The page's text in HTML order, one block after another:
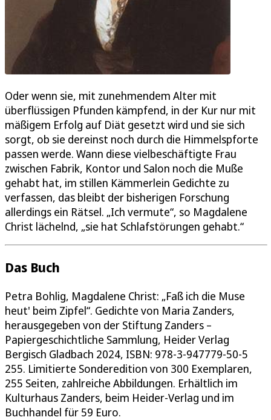
Oder wenn sie, mit zunehmendem Alter mit
überflüssigen Pfunden kämpfend, in der Kur nur mit
mäßigem Erfolg auf Diät gesetzt wird und sie sich
sorgt, ob sie dereinst noch durch die Himmelspforte
passen werde. Wann diese vielbeschäftigte Frau
zwischen Fabrik, Kontor und Salon noch die Muße
gehabt hat, im stillen Kämmerlein Gedichte zu
verfassen, das bleibt der bisherigen Forschung
allerdings ein Rätsel. „Ich vermute“, so Magdalene
Christ lächelnd, „sie hat Schlafstörungen gehabt.“
Das Buch
Petra Bohlig, Magdalene Christ: „Faß ich die Muse
heut' beim Zipfel“. Gedichte von Maria Zanders,
herausgegeben von der Stiftung Zanders –
Papiergeschichtliche Sammlung, Heider Verlag
Bergisch Gladbach 2024, ISBN: 978-3-947779-50-5
255. Limitierte Sonderedition von 300 Exemplaren,
255 Seiten, zahlreiche Abbildungen. Erhältlich im
Kulturhaus Zanders, beim Heider-Verlag und im
Buchhandel für 59 Euro.